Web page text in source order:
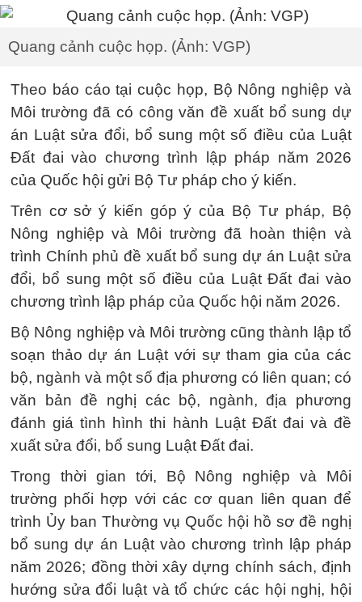
Quang cảnh cuộc họp. (Ảnh: VGP)
Theo báo cáo tại cuộc họp, Bộ Nông nghiệp và
Môi trường đã có công văn đề xuất bổ sung dự
án Luật sửa đổi, bổ sung một số điều của Luật
Đất đai vào chương trình lập pháp năm 2026
của Quốc hội gửi Bộ Tư pháp cho ý kiến.
Trên cơ sở ý kiến góp ý của Bộ Tư pháp, Bộ
Nông nghiệp và Môi trường đã hoàn thiện và
trình Chính phủ đề xuất bổ sung dự án Luật sửa
đổi, bổ sung một số điều của Luật Đất đai vào
chương trình lập pháp của Quốc hội năm 2026.
Bộ Nông nghiệp và Môi trường cũng thành lập tổ
soạn thảo dự án Luật với sự tham gia của các
bộ, ngành và một số địa phương có liên quan; có
văn bản đề nghị các bộ, ngành, địa phương
đánh giá tình hình thi hành Luật Đất đai và đề
xuất sửa đổi, bổ sung Luật Đất đai.
Trong thời gian tới, Bộ Nông nghiệp và Môi
trường phối hợp với các cơ quan liên quan để
trình Ủy ban Thường vụ Quốc hội hồ sơ đề nghị
bổ sung dự án Luật vào chương trình lập pháp
năm 2026; đồng thời xây dựng chính sách, định
hướng sửa đổi luật và tổ chức các hội nghị, hội